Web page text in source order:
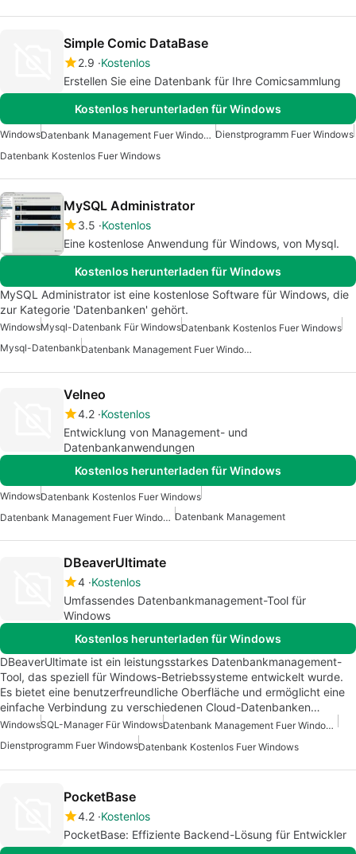
Simple Comic DataBase
2.9 Kostenlos
Erstellen Sie eine Datenbank für Ihre Comicsammlung
Kostenlos herunterladen für Windows
Windows Datenbank Management Fuer Windows Dienstprogramm Fuer Windows
Datenbank Kostenlos Fuer Windows
MySQL Administrator
3.5 Kostenlos
Eine kostenlose Anwendung für Windows, von Mysql.
Kostenlos herunterladen für Windows
MySQL Administrator ist eine kostenlose Software für Windows, die
zur Kategorie 'Datenbanken' gehört.
WindowsMysql-Datenbank Für WindowsDatenbank Kostenlos Fuer Windows
Mysql-Datenbank
Datenbank Management Fuer Windows
Velneo
4.2 Kostenlos
Entwicklung von Management- und
Datenbankanwendungen
Kostenlos herunterladen für Windows
WindowsDatenbank Kostenlos Fuer Windows
Datenbank Management Fuer Windows Datenbank Management
DBeaverUltimate
4 Kostenlos
Umfassendes Datenbankmanagement-Tool für
Windows
Kostenlos herunterladen für Windows
DBeaverUltimate ist ein leistungsstarkes Datenbankmanagement-
Tool, das speziell für Windows-Betriebssysteme entwickelt wurde.
Es bietet eine benutzerfreundliche Oberfläche und ermöglicht eine
einfache Verbindung zu verschiedenen Cloud-Datenbanken…
WindowsSQL-Manager Für Windows
Datenbank Management Fuer Windows
Dienstprogramm Fuer WindowsDatenbank Kostenlos Fuer Windows
PocketBase
4.2 Kostenlos
PocketBase: Effiziente Backend-Lösung für Entwickler